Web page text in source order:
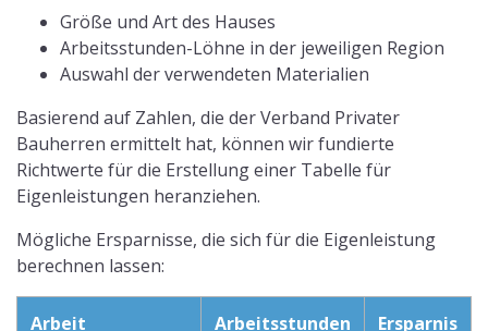
Größe und Art des Hauses
Arbeitsstunden-Löhne in der jeweiligen Region
Auswahl der verwendeten Materialien
Basierend auf Zahlen, die der Verband Privater
Bauherren ermittelt hat, können wir fundierte
Richtwerte für die Erstellung einer Tabelle für
Eigenleistungen heranziehen.
Mögliche Ersparnisse, die sich für die Eigenleistung
berechnen lassen:
Arbeit Arbeitsstunden Ersparnis